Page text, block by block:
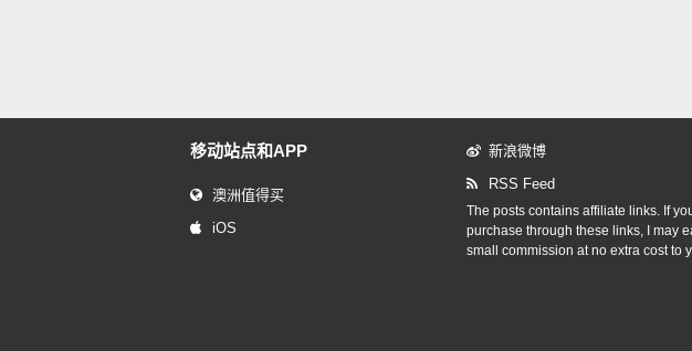
移动站点和APP
澳洲值得买
iOS
新浪微博
RSS Feed
The posts contains affiliate links. If
purchase through these links, I may
small commission at no extra cost to